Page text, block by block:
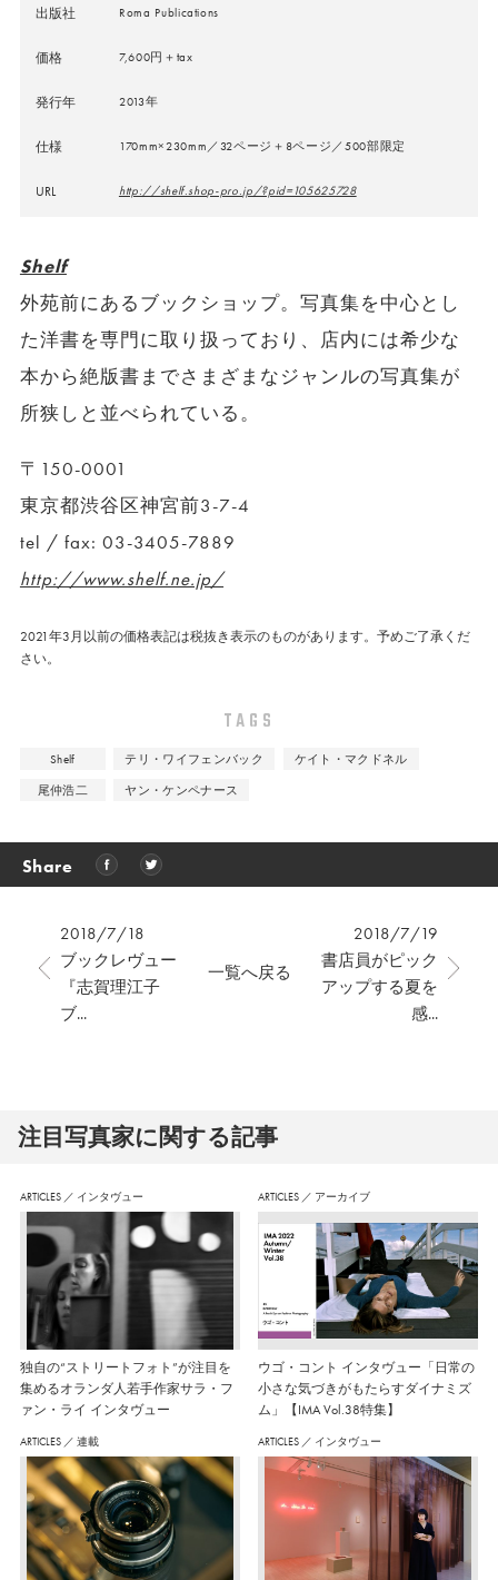
出版社 Roma Publications
価格 7,600円＋tax
発行年 2013年
仕様 170mm×230mm／32ページ＋8ページ／500部限定
URL http://shelf.shop-pro.jp/?pid=105625728
Shelf
外苑前にあるブックショップ。写真集を中心とし
た洋書を専門に取り扱っており、店内には希少な
本から絶版書までさまざまなジャンルの写真集が
所狭しと並べられている。
〒150-0001
東京都渋谷区神宮前3-7-4
tel / fax: 03-3405-7889
http://www.shelf.ne.jp/
2021年3月以前の価格表記は税抜き表示のものがあります。予めご了承くだ
さい。
TAGS
Shelf テリ・ワイフェンバック
ケイト・マクドネル
尾仲浩二
ヤン・ケンペナース
Share
2018/7/18
ブックレヴュー
『志賀理江子
ブ...
2018/7/19
書店員がピック
アップする夏を
感...
一覧へ戻る
注⽬写真家に関する記事
ARTICLES ／ インタヴュー
独自の“ストリートフォト”が注目を
集めるオランダ人若手作家サラ・フ
ァン・ライ インタヴュー
ARTICLES ／ アーカイブ
ウゴ・コント インタヴュー「日常の
小さな気づきがもたらすダイナミズ
ム」【IMA Vol.38特集】
ARTICLES ／ 連載 ARTICLES ／ インタヴュー